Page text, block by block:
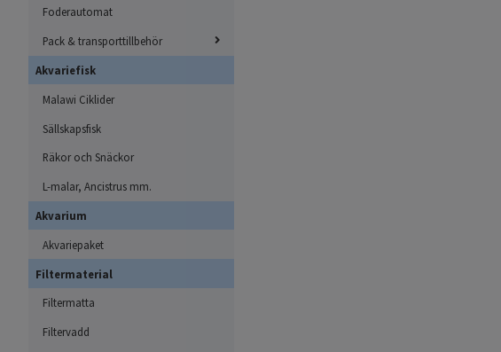
Foderautomat
Pack & transporttillbehör
Akvariefisk
Malawi Ciklider
Sällskapsfisk
Räkor och Snäckor
L-malar, Ancistrus mm.
Akvarium
Akvariepaket
Filtermaterial
Filtermatta
Filtervadd